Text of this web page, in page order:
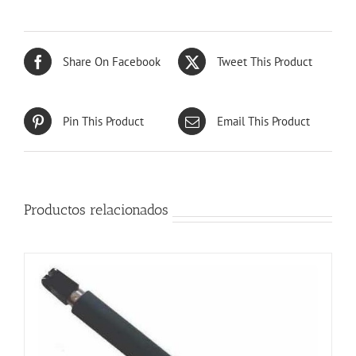
Share On Facebook Tweet This Product
Pin This Product Email This Product
Productos relacionados